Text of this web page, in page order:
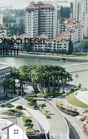
DEGLI
in architettura +